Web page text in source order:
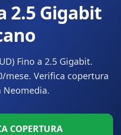
2.5 Gigabit
Fino a 2.5 Gigabit.
mese. Verifica copertura
COPERTURA